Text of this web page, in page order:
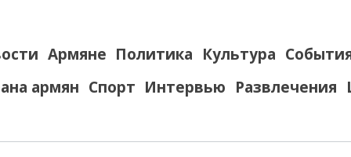
Армяне Политика Культура
армян Спорт Интервью Развлечения